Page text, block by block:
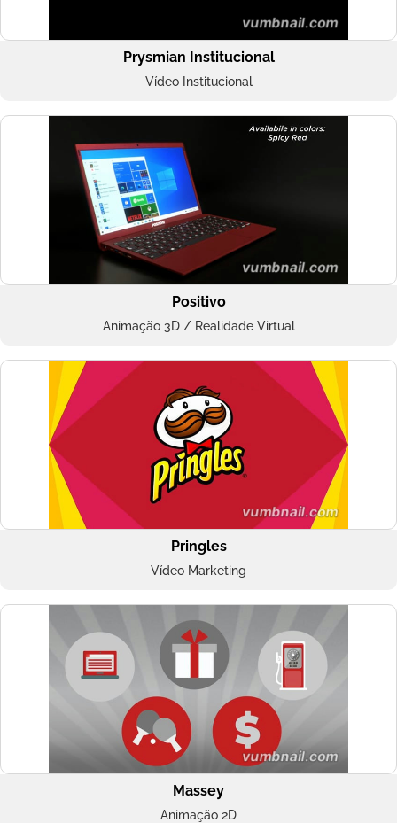
Prysmian Institucional
Vídeo Institucional
Positivo
Animação 3D / Realidade Virtual
Pringles
Vídeo Marketing
Massey
Animação 2D